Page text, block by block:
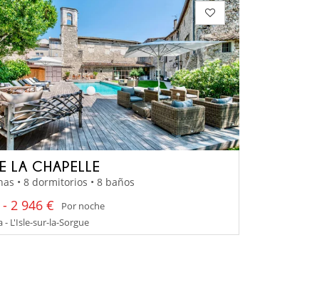
LA CHAPELLE
• 8 dormitorios • 8 baños
2 946 €
Por noche
L'Isle-sur-la-Sorgue